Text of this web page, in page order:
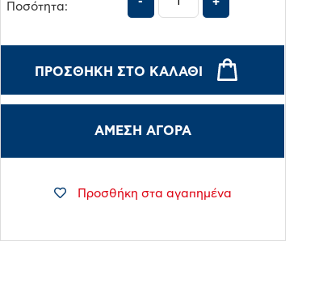
Ποσότητα:
ΠΡΟΣΘΉΚΗ ΣΤΟ ΚΑΛΆΘΙ
ΑΜΕΣΗ ΑΓΟΡΑ
Προσθήκη στα αγαπημένα